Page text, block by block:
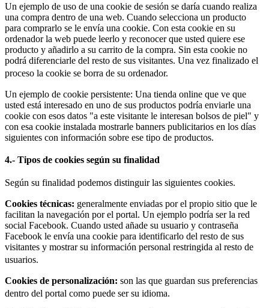
Un ejemplo de uso de una cookie de sesión se daría cuando realiza
una compra dentro de una web. Cuando selecciona un producto
para comprarlo se le envía una cookie. Con esta cookie en su
ordenador la web puede leerlo y reconocer que usted quiere ese
producto y añadirlo a su carrito de la compra. Sin esta cookie no
podrá diferenciarle del resto de sus visitantes. Una vez finalizado el
proceso la cookie se borra de su ordenador.
Un ejemplo de cookie persistente: Una tienda online que ve que
usted está interesado en uno de sus productos podría enviarle una
cookie con esos datos "a este visitante le interesan bolsos de piel" y
con esa cookie instalada mostrarle banners publicitarios en los días
siguientes con información sobre ese tipo de productos.
4.- Tipos de cookies según su finalidad
Según su finalidad podemos distinguir las siguientes cookies.
Cookies técnicas: generalmente enviadas por el propio sitio que le
facilitan la navegación por el portal. Un ejemplo podría ser la red
social Facebook. Cuando usted añade su usuario y contraseña
Facebook le envía una cookie para identificarlo del resto de sus
visitantes y mostrar su información personal restringida al resto de
usuarios.
Cookies de personalización: son las que guardan sus preferencias
dentro del portal como puede ser su idioma.